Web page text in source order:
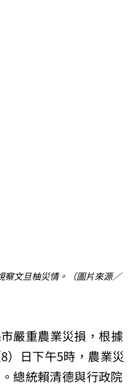
文旦柚災情。（圖片來源／
嚴重農業災損，根據
日下午5時，農業災
總統賴清德與行政院